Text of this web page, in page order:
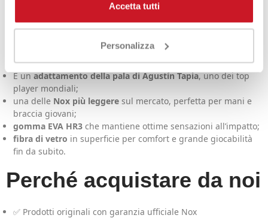
Accetta tutti
Personalizza
Perché ti piacerà questa
racchetta da padel
È unadattamento della pala di Agustín Tapia, uno dei top
player mondiali;
una delle Nox più leggere sul mercato, perfetta per mani e
braccia giovani;
gomma EVA HR3 che mantiene ottime sensazioni all’impatto;
fibra di vetro in superficie per comfort e grande giocabilità
fin da subito.
Perché acquistare da noi
✅ Prodotti originali con garanzia ufficiale Nox